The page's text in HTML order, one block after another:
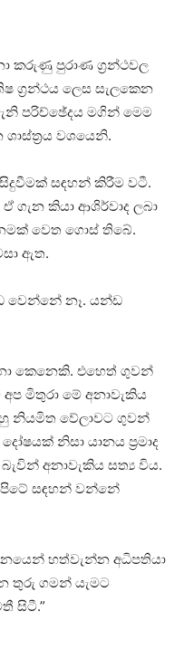
කරුණු පුරාණ ග්‍රන්ථවල
ග්‍රන්ථය ලෙස සැලකෙන
පරිච්ඡේදය මගින් මෙම
ශාස්‌ත්‍රය වශයෙනි.
සඳහන් කිරීම වටී.
ගැන කියා ආශිර්වාද ලබා
වෙත ගොස්‌ තිබේ.
ඇත.
වෙන්නේ නෑ. යන්ඩ
කෙනෙකි. එහෙත් ගුවන්
මිතුරා මේ අනාවැකිය
නියමිත වේලාවට ගුවන්
නිසා යානය ප්‍රමාද
අනාවැකිය සත්‍ය විය.
පිටේ සඳහන් වන්නේ
හත්වැන්න අධිපතියා
තුරු ගමන් යැමට
සිටී.”